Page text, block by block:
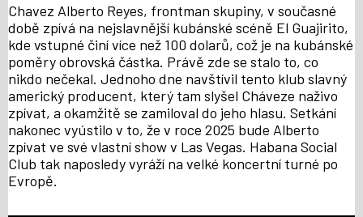
Chavez Alberto Reyes, frontman skupiny, v současné
době zpívá na nejslavnější kubánské scéně El Guajirito,
kde vstupné činí více než 100 dolarů, což je na kubánské
poměry obrovská částka. Právě zde se stalo to, co
nikdo nečekal. Jednoho dne navštívil tento klub slavný
americký producent, který tam slyšel Cháveze naživo
zpívat, a okamžitě se zamiloval do jeho hlasu. Setkání
nakonec vyústilo v to, že v roce 2025 bude Alberto
zpívat ve své vlastní show v Las Vegas. Habana Social
Club tak naposledy vyráží na velké koncertní turné po
Evropě.